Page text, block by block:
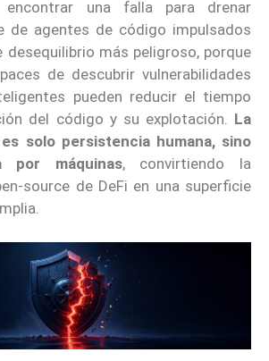
encontrar una falla para drenar
de agentes de código impulsados
desequilibrio más peligroso, porque
de descubrir vulnerabilidades
pueden reducir el tiempo
del código y su explotación. La
solo persistencia humana, sino
por máquinas, convirtiendo la
source de DeFi en una superficie